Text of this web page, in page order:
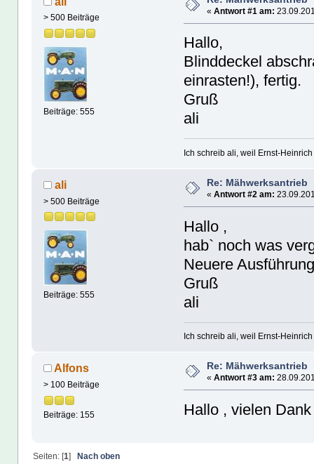
> 500 Beiträge
Beiträge: 555
« Antwort #1 am:
Hallo,
Blinddeckel
einrasten!), fertig.
Gruß
ali
Ich schreib ali, weil Ernst-
ali
> 500 Beiträge
Beiträge: 555
Re: Mähwerksantrieb
« Antwort #2 am:
Hallo ,
hab` noch was
Neuere
Gruß
ali
Ich schreib ali, weil Ernst-
Alfons
> 100 Beiträge
Beiträge: 155
Re: Mähwerksantrieb
« Antwort #3 am:
Hallo , vielen
Seiten: [1] Nach oben